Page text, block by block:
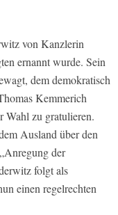
von Kanzlerin
ernannt wurde. Sein
dem demokratisch
Kemmerich
Wahl zu gratulieren.
Ausland über den
der
folgt als
einen regelrechten